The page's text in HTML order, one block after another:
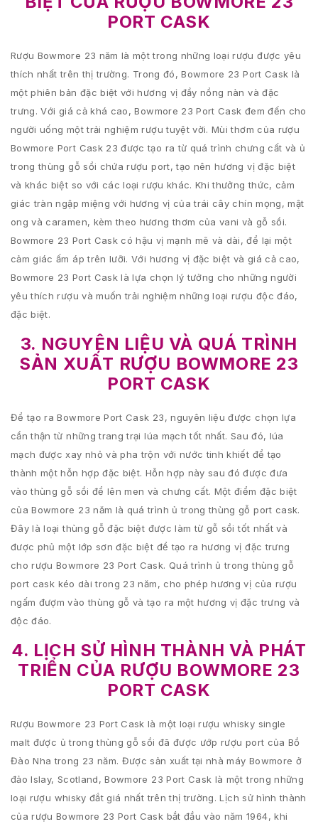
PORT CASK
Rượu Bowmore 23 năm là một trong những loại rượu được yêu
thích nhất trên thị trường. Trong đó, Bowmore 23 Port Cask là
một phiên bản đặc biệt với hương vị đầy nồng nàn và đặc
trưng. Với giá cả khá cao, Bowmore 23 Port Cask đem đến cho
người uống một trải nghiệm rượu tuyệt vời. Mùi thơm của rượu
Bowmore Port Cask 23 được tạo ra từ quá trình chưng cất và ủ
trong thùng gỗ sồi chứa rượu port, tạo nên hương vị đặc biệt
và khác biệt so với các loại rượu khác. Khi thưởng thức, cảm
giác tràn ngập miệng với hương vị của trái cây chín mọng, mật
ong và caramen, kèm theo hương thơm của vani và gỗ sồi.
Bowmore 23 Port Cask có hậu vị mạnh mẽ và dài, để lại một
cảm giác ấm áp trên lưỡi. Với hương vị đặc biệt và giá cả cao,
Bowmore 23 Port Cask là lựa chọn lý tưởng cho những người
yêu thích rượu và muốn trải nghiệm những loại rượu độc đáo,
đặc biệt.
3. NGUYÊN LIỆU VÀ QUÁ TRÌNH
SẢN XUẤT RƯỢU BOWMORE 23
PORT CASK
Để tạo ra Bowmore Port Cask 23, nguyên liệu được chọn lựa
cẩn thận từ những trang trại lúa mạch tốt nhất. Sau đó, lúa
mạch được xay nhỏ và pha trộn với nước tinh khiết để tạo
thành một hỗn hợp đặc biệt. Hỗn hợp này sau đó được đưa
vào thùng gỗ sồi để lên men và chưng cất. Một điểm đặc biệt
của Bowmore 23 năm là quá trình ủ trong thùng gỗ port cask.
Đây là loại thùng gỗ đặc biệt được làm từ gỗ sồi tốt nhất và
được phủ một lớp sơn đặc biệt để tạo ra hương vị đặc trưng
cho rượu Bowmore 23 Port Cask. Quá trình ủ trong thùng gỗ
port cask kéo dài trong 23 năm, cho phép hương vị của rượu
ngấm đượm vào thùng gỗ và tạo ra một hương vị đặc trưng và
độc đáo.
4. LỊCH SỬ HÌNH THÀNH VÀ PHÁT
TRIỂN CỦA RƯỢU BOWMORE 23
PORT CASK
Rượu Bowmore 23 Port Cask là một loại rượu whisky single
malt được ủ trong thùng gỗ sồi đã được ướp rượu port của Bồ
Đào Nha trong 23 năm. Được sản xuất tại nhà máy Bowmore ở
đảo Islay, Scotland, Bowmore 23 Port Cask là một trong những
loại rượu whisky đắt giá nhất trên thị trường. Lịch sử hình thành
của rượu Bowmore 23 Port Cask bắt đầu vào năm 1964, khi